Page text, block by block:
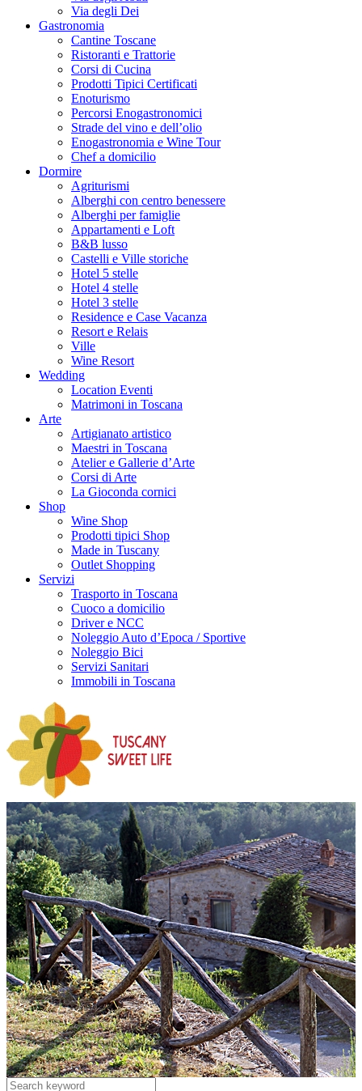
Via degli Dei
Gastronomia
Cantine Toscane
Ristoranti e Trattorie
Corsi di Cucina
Prodotti Tipici Certificati
Enoturismo
Percorsi Enogastronomici
Strade del vino e dell’olio
Enogastronomia e Wine Tour
Chef a domicilio
Dormire
Agriturismi
Alberghi con centro benessere
Alberghi per famiglie
Appartamenti e Loft
B&B lusso
Castelli e Ville storiche
Hotel 5 stelle
Hotel 4 stelle
Hotel 3 stelle
Residence e Case Vacanza
Resort e Relais
Ville
Wine Resort
Wedding
Location Eventi
Matrimoni in Toscana
Arte
Artigianato artistico
Maestri in Toscana
Atelier e Gallerie d’Arte
Corsi di Arte
La Gioconda cornici
Shop
Wine Shop
Prodotti tipici Shop
Made in Tuscany
Outlet Shopping
Servizi
Trasporto in Toscana
Cuoco a domicilio
Driver e NCC
Noleggio Auto d’Epoca / Sportive
Noleggio Bici
Servizi Sanitari
Immobili in Toscana